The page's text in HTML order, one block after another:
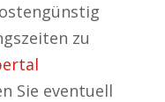
zu
Sie eventuell